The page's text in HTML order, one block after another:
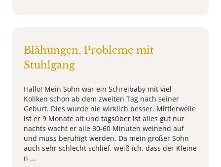
Blähungen, Probleme mit
Stuhlgang
Hallo! Mein Sohn war ein Schreibaby mit viel
Koliken schon ab dem zweiten Tag nach seiner
Geburt. Dies wurde nie wirklich besser. Mittlerweile
ist er 9 Monate alt und tagsüber ist alles gut nur
nachts wacht er alle 30-60 Minuten weinend auf
und muss beruhigt werden. Da mein großer Sohn
auch sehr schlecht schlief, weiß ich, dass der Kleine
n ...